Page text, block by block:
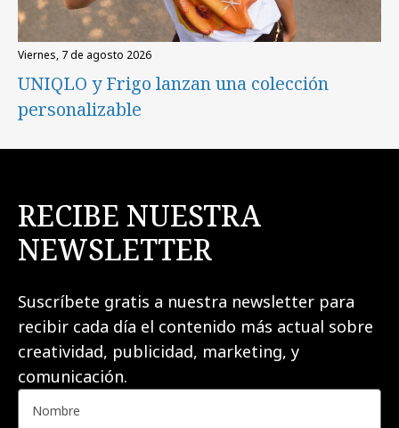
viernes, 7 de agosto 2026
UNIQLO y Frigo lanzan una colección
personalizable
RECIBE NUESTRA
NEWSLETTER
Suscríbete gratis a nuestra newsletter para
recibir cada día el contenido más actual sobre
creatividad, publicidad, marketing, y
comunicación.